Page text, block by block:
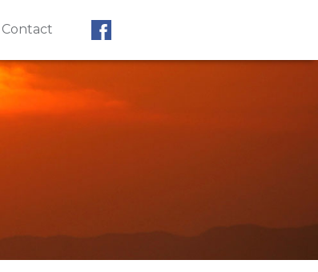
Contact